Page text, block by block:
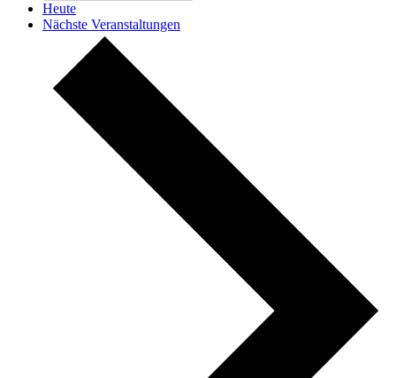
Heute
Nächste Veranstaltungen